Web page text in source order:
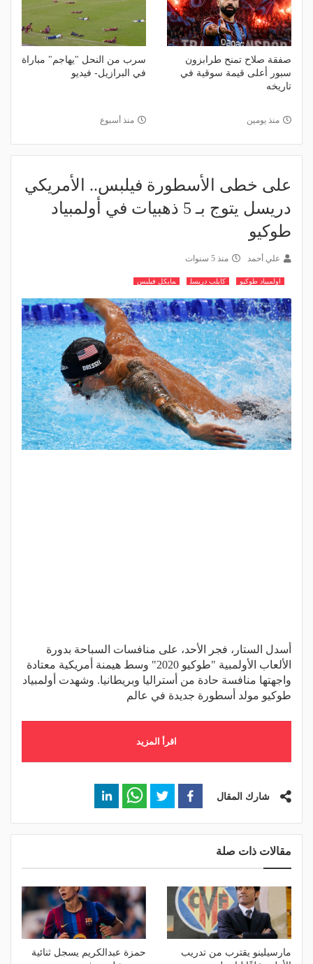
صفقة صلاح تمنح طرابزون
سبور أعلى قيمة سوقية في
تاريخه
منذ يومين
سرب من النحل "يهاجم" مباراة
في البرازيل- فيديو
منذ أسبوع
على خطى الأسطورة فيلبس.. الأمريكي
دريسل يتوج بـ 5 ذهبيات في أولمبياد
طوكيو
علي أحمد منذ 5 سنوات
اولمبياد طوكيو كايلب دريسل مايكل فيلبس
أسدل الستار، فجر الأحد، على منافسات السباحة بدورة
الألعاب الأولمبية "طوكيو 2020" وسط هيمنة أمريكية معتادة
واجهتها منافسة حادة من أستراليا وبريطانيا. وشهدت أولمبياد
طوكيو مولد أسطورة جديدة في عالم
اقرأ المزيد
شارك المقال
مقالات ذات صلة
مارسيلينو يقترب من تدريب
حمزة عبدالكريم يسجل ثنائية